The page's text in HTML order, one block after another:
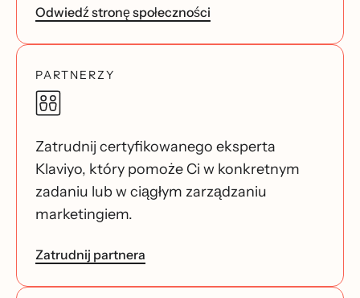
Odwiedź stronę społeczności
PARTNERZY
Zatrudnij certyfikowanego eksperta
Klaviyo, który pomoże Ci w konkretnym
zadaniu lub w ciągłym zarządzaniu
marketingiem.
Zatrudnij partnera